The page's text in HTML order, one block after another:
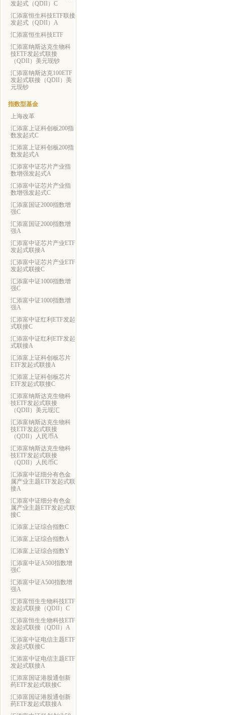
发起式（QDII）C
汇添富恒生科技ETF联接
发起式（QDII）A
汇添富恒生科技ETF
汇添富纳斯达克生物科
技ETF发起式联接
（QDII）美元现钞
汇添富纳斯达克100ETF
发起式联接（QDII）美
元现钞
指数型基金
上海改革
汇添富上证科创板200指
数发起式C
汇添富上证科创板200指
数发起式A
汇添富中证芯片产业指
数增强发起式A
汇添富中证芯片产业指
数增强发起式C
汇添富国证2000指数增
强C
汇添富国证2000指数增
强A
汇添富中证芯片产业ETF
发起式联接A
汇添富中证芯片产业ETF
发起式联接C
汇添富中证1000指数增
强C
汇添富中证1000指数增
强A
汇添富中证红利ETF发起
式联接C
汇添富中证红利ETF发起
式联接A
汇添富上证科创板芯片
ETF发起式联接A
汇添富上证科创板芯片
ETF发起式联接C
汇添富纳斯达克生物科
技ETF发起式联接
（QDII）美元现汇
汇添富纳斯达克生物科
技ETF发起式联接
（QDII）人民币A
汇添富纳斯达克生物科
技ETF发起式联接
（QDII）人民币C
汇添富中证细分有色金
属产业主题ETF发起式联
接A
汇添富中证细分有色金
属产业主题ETF发起式联
接C
汇添富上证综合指数C
汇添富上证综合指数A
汇添富上证综合指数Y
汇添富中证A500指数增
强C
汇添富中证A500指数增
强A
汇添富恒生生物科技ETF
发起式联接（QDII）C
汇添富恒生生物科技ETF
发起式联接（QDII）A
汇添富中证电信主题ETF
发起式联接C
汇添富中证电信主题ETF
发起式联接A
汇添富国证港股通创新
药ETF发起式联接C
汇添富国证港股通创新
药ETF发起式联接A